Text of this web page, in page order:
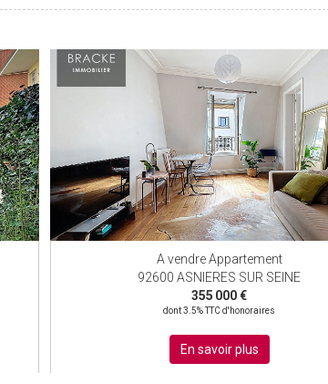
A vendre Appartement
92600 ASNIERES SUR SEINE
355 000 €
dont 3.5% TTC d'honoraires
En savoir plus